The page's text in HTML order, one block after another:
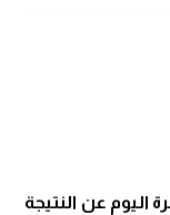
اليوم عن النتيجة